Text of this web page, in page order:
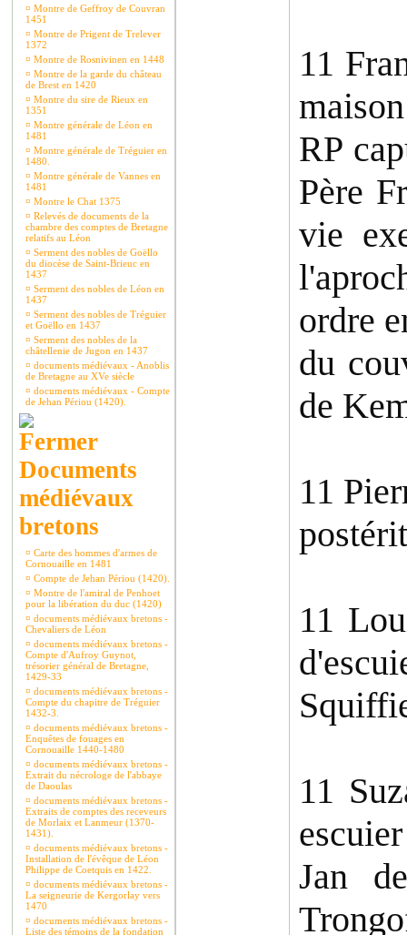
¤ Montre de Geffroy de Couvran
1451
¤ Montre de Prigent de Trelever
1372
¤ Montre de Rosnivinen en 1448
¤ Montre de la garde du château
de Brest en 1420
¤ Montre du sire de Rieux en
1351
¤ Montre générale de Léon en
1481
¤ Montre générale de Tréguier en
1480.
¤ Montre générale de Vannes en
1481
¤ Montre le Chat 1375
¤ Relevés de documents de la
chambre des comptes de Bretagne
relatifs au Léon
¤ Serment des nobles de Goëllo
du diocèse de Saint-Brieuc en
1437
¤ Serment des nobles de Léon en
1437
¤ Serment des nobles de Tréguier
et Goëllo en 1437
¤ Serment des nobles de la
châtellenie de Jugon en 1437
¤ documents médiévaux - Anoblis
de Bretagne au XVe siècle
¤ documents médiévaux - Compte
de Jehan Périou (1420).
Documents
médiévaux
bretons
¤ Carte des hommes d'armes de
Cornouaille en 1481
¤ Compte de Jehan Périou (1420).
¤ Montre de l'amiral de Penhoet
pour la libération du duc (1420)
¤ documents médiévaux bretons -
Chevaliers de Léon
¤ documents médiévaux bretons -
Compte d'Aufroy Guynot,
trésorier général de Bretagne,
1429-33
¤ documents médiévaux bretons -
Compte du chapitre de Tréguier
1432-3.
¤ documents médiévaux bretons -
Enquêtes de fouages en
Cornouaille 1440-1480
¤ documents médiévaux bretons -
Extrait du nécrologe de l'abbaye
de Daoulas
¤ documents médiévaux bretons -
Extraits de comptes des receveurs
de Morlaix et Lanmeur (1370-
1431).
¤ documents médiévaux bretons -
Installation de l'évêque de Léon
Philippe de Coetquis en 1422.
¤ documents médiévaux bretons -
La seigneurie de Kergorlay vers
1470
¤ documents médiévaux bretons -
Liste des témoins de la fondation
11
RP
Père
vie
ordre
du
de
11
11
11
Jan